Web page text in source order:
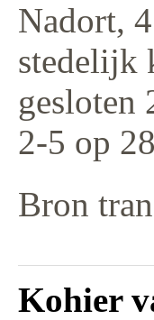
Nadort,
stedelijk
gesloten
2-5 op
Bron
Kohier